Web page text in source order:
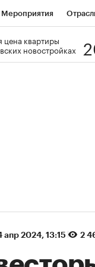
Мероприятия
РБК Образование
цена квартиры
новостройках
апр 2024, 13:15 2